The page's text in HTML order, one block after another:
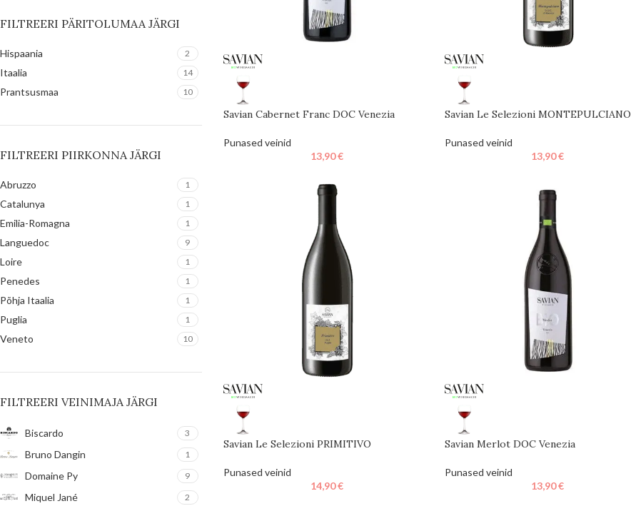
FILTREERI PÄRITOLUMAA JÄRGI
Hispaania 2
Itaalia 14
Prantsusmaa 10
FILTREERI PIIRKONNA JÄRGI
Abruzzo 1
Catalunya 1
Emilia-Romagna 1
Languedoc 9
Loire 1
Penedes 1
Põhja Itaalia 1
Puglia 1
Veneto 10
FILTREERI VEINIMAJA JÄRGI
Biscardo 3
Bruno Dangin 1
Domaine Py 9
Miquel Jané 2
Savian Cabernet Franc DOC Venezia
Punased veinid
13,90€
Savian Le Selezioni MONTEPULCIANO
Punased veinid
13,90€
Savian Le Selezioni PRIMITIVO
Punased veinid
14,90€
Savian Merlot DOC Venezia
Punased veinid
13,90€